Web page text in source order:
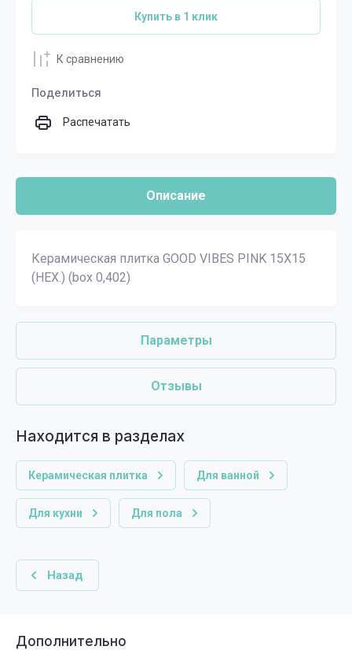
Купить в 1 клик
К сравнению
Поделиться
Распечатать
Описание
Керамическая плитка GOOD VIBES PINK 15X15
(HEX.) (box 0,402)
Параметры
Отзывы
Находится в разделах
Керамическая плитка Для ванной
Для кухни Для пола
Назад
Дополнительно